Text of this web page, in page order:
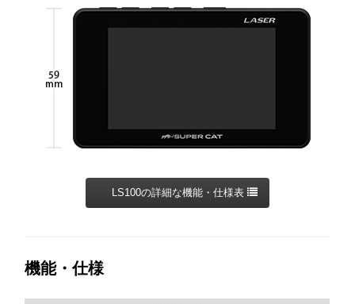
LS100の詳細な機能・仕様表
機能・仕様